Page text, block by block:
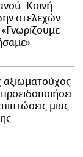
Κοινή
στελεχών
μιας